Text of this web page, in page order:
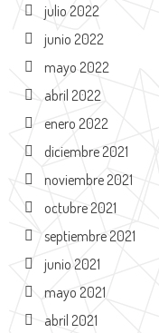
julio 2022
junio 2022
mayo 2022
abril 2022
enero 2022
diciembre 2021
noviembre 2021
octubre 2021
septiembre 2021
junio 2021
mayo 2021
abril 2021